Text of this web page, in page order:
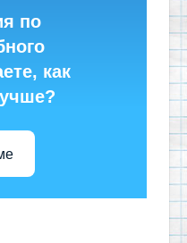
по
как